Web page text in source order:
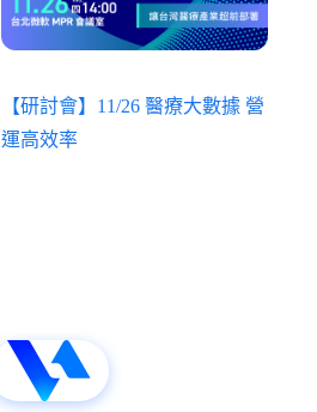
【研討會】11/26 醫療大數據 營
運高效率